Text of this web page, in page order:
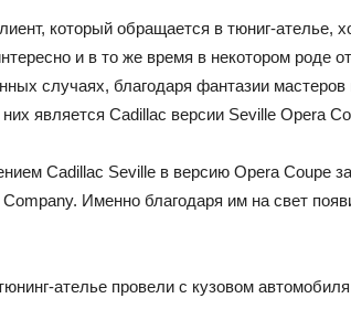
который обращается в тюниг-ателье,
и в то же время в некотором роде
случаях, благодаря фантазии
является Cadillac версии Seville Opera
Cadillac Seville в версию Opera Coupe
Именно благодаря им на свет
ателье провели с кузовом